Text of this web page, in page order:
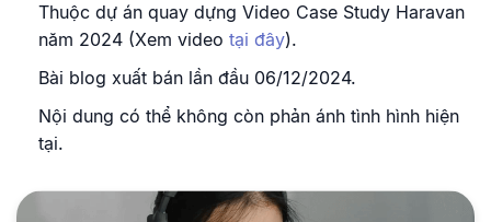
Thuộc dự án quay dựng Video Case Study Haravan
năm 2024 (Xem video tại đây).
Bài blog xuất bán lần đầu 06/12/2024.
Nội dung có thể không còn phản ánh tình hình hiện
tại.